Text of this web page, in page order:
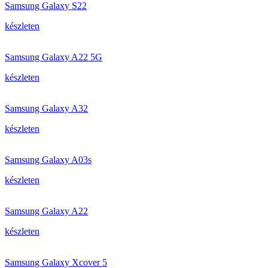
Samsung Galaxy S22
készleten
Samsung Galaxy A22 5G
készleten
Samsung Galaxy A32
készleten
Samsung Galaxy A03s
készleten
Samsung Galaxy A22
készleten
Samsung Galaxy Xcover 5